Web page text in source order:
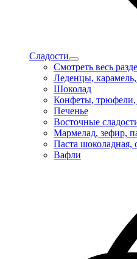
Сладости
Смотреть весь
Леденцы,
Шоколад
Конфеты, трюфели,
Печенье
Восточные
Мармелад, зефир,
Паста шоколадная,
Вафли